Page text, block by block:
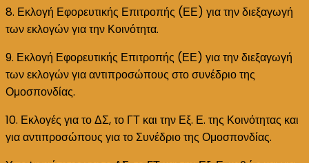
8. Εκλογή Εφορευτικής Επιτροπής (ΕΕ) για την διεξαγωγή
των εκλογών για την Κοινότητα.
9. Εκλογή Εφορευτικής Επιτροπής (ΕΕ) για την διεξαγωγή
των εκλογών για αντιπροσώπους στο συνέδριο της
Ομοσπονδίας.
10. Εκλογές για το ΔΣ, το ΓΤ και την Εξ. Ε. της Κοινότητας και
για αντιπροσώπους για το Συνέδριο της Ομοσπονδίας.